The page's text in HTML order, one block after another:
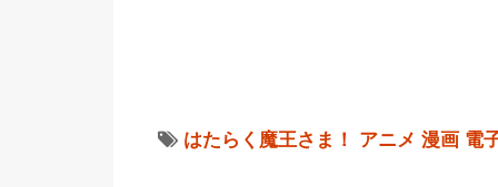
はたらく魔王さま！ アニメ 漫画 電